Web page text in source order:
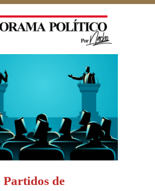
Partidos de